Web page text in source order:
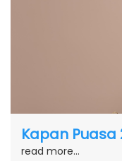
Kapan Puasa
read more...